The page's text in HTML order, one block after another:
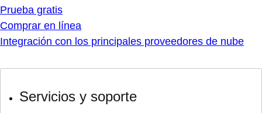
Prueba gratis
Comprar en línea
Integración con los principales proveedores de nube
Servicios y soporte